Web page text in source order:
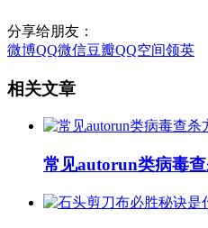
分享给朋友：
微博QQ微信豆瓣QQ空间领英
相关文章
常见autorun类病毒